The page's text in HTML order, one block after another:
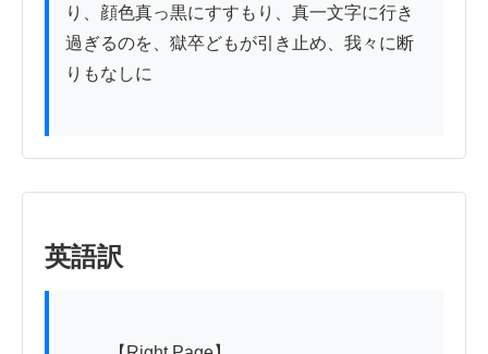
り、顔色真っ黒にすすもり、真一文字に行き
過ぎるのを、獄卒どもが引き止め、我々に断
りもなしに
英語訳